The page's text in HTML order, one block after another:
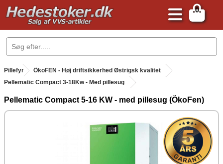
0
.
Pillefyr . ÖkoFEN - Høj driftsikkerhed Østrigsk kvalitet
Pellematic Compact 3-18Kw - Med pillesug
Pellematic Compact 5-16 KW - med pillesug (ÖkoFen)